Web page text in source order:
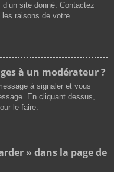
site donné. Contactez
les raisons de votre
à un modérateur ?
à signaler et vous
En cliquant dessus,
le faire.
» dans la page de